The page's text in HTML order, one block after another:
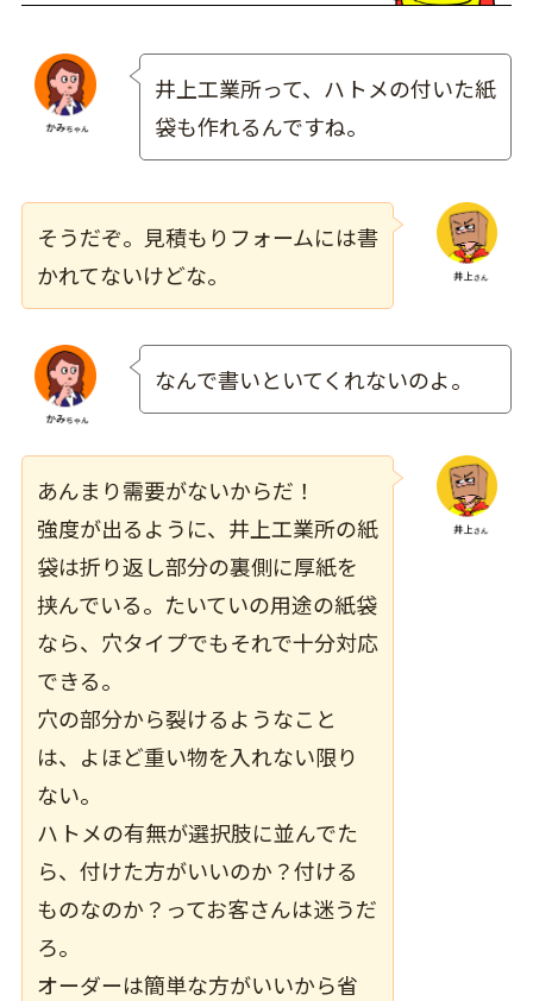
井上工業所って、ハトメの付いた紙
袋も作れるんですね。
そうだぞ。見積もりフォームには書
かれてないけどな。
なんで書いといてくれないのよ。
あんまり需要がないからだ！
強度が出るように、井上工業所の紙
袋は折り返し部分の裏側に厚紙を
挟んでいる。たいていの用途の紙袋
なら、 穴タイプでもそれで十分対応
できる。
穴の部分から裂けるようなこと
は、よほど重い物を入れない限り
ない。
ハトメの有無が選択肢に並んでた
ら、付けた方がいいのか？付ける
ものなのか？ってお客さんは迷うだ
ろ。
オーダーは簡単な方がいいから省